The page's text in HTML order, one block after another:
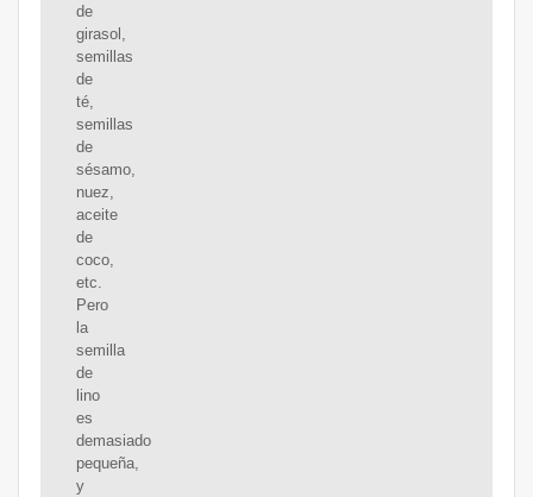
de
girasol,
semillas
de
té,
semillas
de
sésamo,
nuez,
aceite
de
coco,
etc.
Pero
la
semilla
de
lino
es
demasiado
pequeña,
y